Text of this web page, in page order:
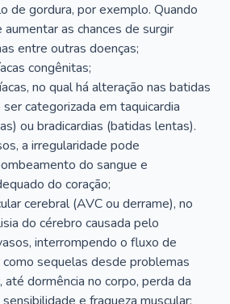
de gordura, por exemplo. Quando
as chances de surgir
entre outras doenças;
congênitas;
no qual há alteração nas batidas
categorizada em taquicardia
ou bradicardias (batidas lentas).
a irregularidade pode
do sangue e
do coração;
cerebral (AVC ou derrame), no
do cérebro causada pelo
interrompendo o fluxo de
sequelas desde problemas
até dormência no corpo, perda da